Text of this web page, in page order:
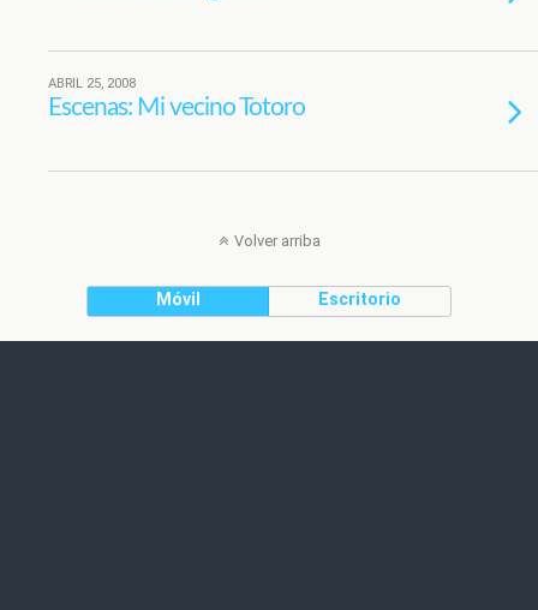
ABRIL 25, 2008
Escenas: Mi vecino Totoro
Volver arriba
Móvil Escritorio